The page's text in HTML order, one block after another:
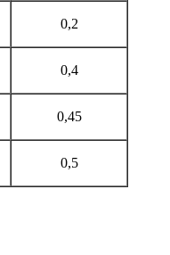
0,2
0,4
0,45
0,5